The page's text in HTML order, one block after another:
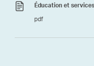
Éducation et
pdf